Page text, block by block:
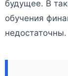
будущее. В
обучения
недостаточны.